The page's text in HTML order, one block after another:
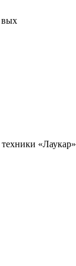
вых
«Лаукар»